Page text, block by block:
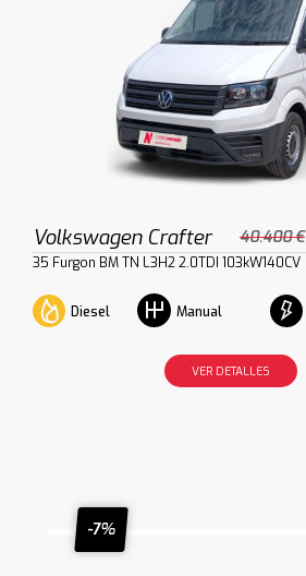
Volkswagen Crafter 40.400 €
35 Furgon BM TN L3H2 2.0TDI 103kW140CV
Diesel Manual
VER DETALLES
-7%